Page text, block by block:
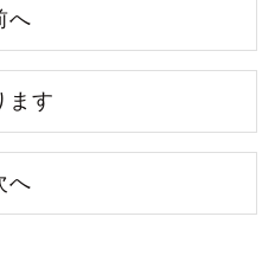
へ
ます
へ